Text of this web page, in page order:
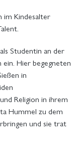
im Kindesalter
Studentin an der
Hier begegneten
in
Religion in ihrem
Hummel zu dem
und sie trat